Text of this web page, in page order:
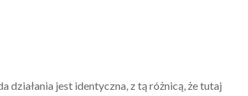
działania jest identyczna, z tą różnicą, że tutaj